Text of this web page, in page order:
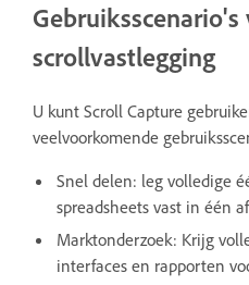
Gebruiksscenario's
scrollvastlegging
U kunt Scroll Capture
veelvoorkomende
Snel delen: leg volledige
spreadsheets vast in één
Marktonderzoek: Krijg
interfaces en rapporten